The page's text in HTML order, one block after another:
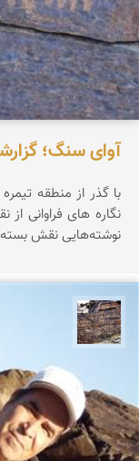
آوای سنگ؛
با گذر از منطقه
نگاره های فراوانی
نوشته‌هایی نقش